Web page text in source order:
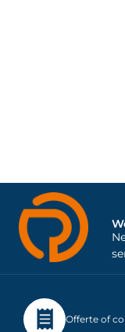
Offerte of